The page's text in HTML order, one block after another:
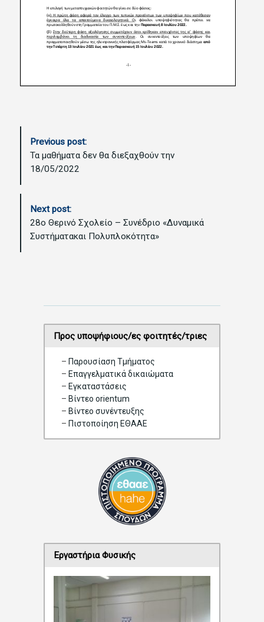
N
a
Previous post:
Τα μαθήματα δεν θα διεξαχθούν την
18/05/2022
Next post:
28ο Θερινό Σχολείο – Συνέδριο «Δυναμικά
Συστήματακαι Πολυπλοκότητα»
Προς υποψήφιους/ες φοιτητές/τριες
– Παρουσίαση Τμήματος
– Επαγγελματικά δικαιώματα
– Eγκαταστάσεις
– Βίντεο orientum
– Bίντεο συνέντευξης
– Πιστοποίηση ΕΘΑΑΕ
Εργαστήρια Φυσικής